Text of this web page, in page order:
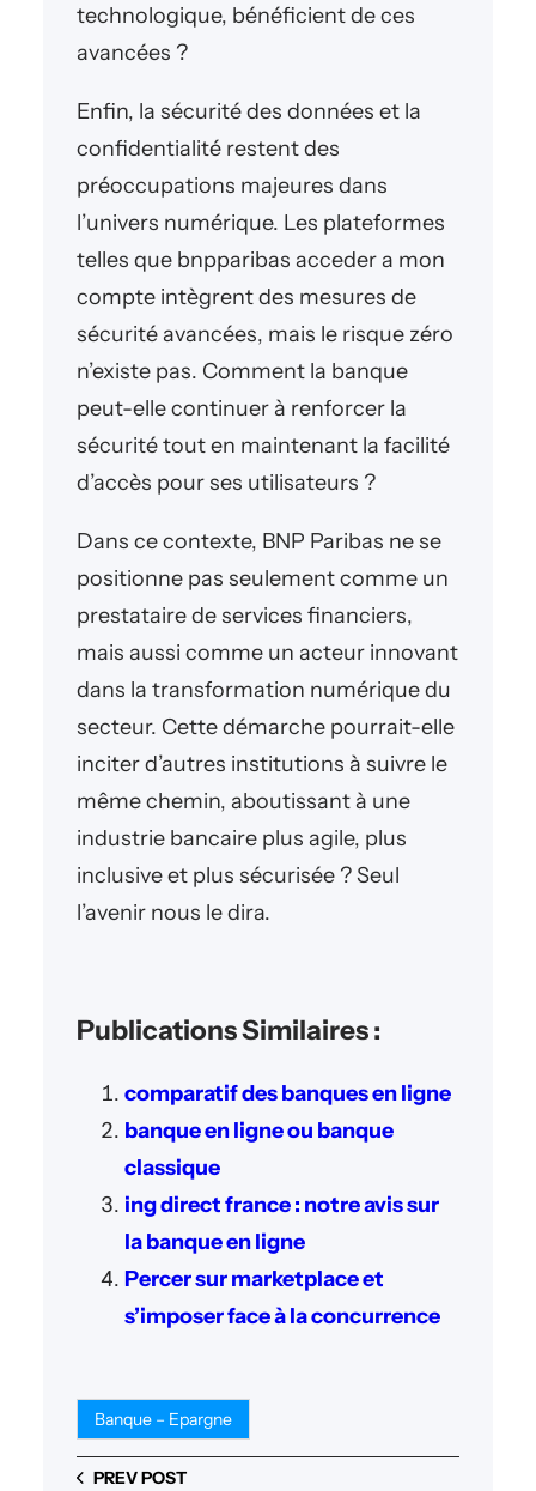
technologique, bénéficient de ces
avancées ?
Enfin, la sécurité des données et la
confidentialité restent des
préoccupations majeures dans
l’univers numérique. Les plateformes
telles que bnpparibas acceder a mon
compte intègrent des mesures de
sécurité avancées, mais le risque zéro
n’existe pas. Comment la banque
peut-elle continuer à renforcer la
sécurité tout en maintenant la facilité
d’accès pour ses utilisateurs ?
Dans ce contexte, BNP Paribas ne se
positionne pas seulement comme un
prestataire de services financiers,
mais aussi comme un acteur innovant
dans la transformation numérique du
secteur. Cette démarche pourrait-elle
inciter d’autres institutions à suivre le
même chemin, aboutissant à une
industrie bancaire plus agile, plus
inclusive et plus sécurisée ? Seul
l’avenir nous le dira.
Publications Similaires :
comparatif des banques en ligne
banque en ligne ou banque
classique
ing direct france : notre avis sur
la banque en ligne
Percer sur marketplace et
s’imposer face à la concurrence
Banque – Epargne
PREV POST